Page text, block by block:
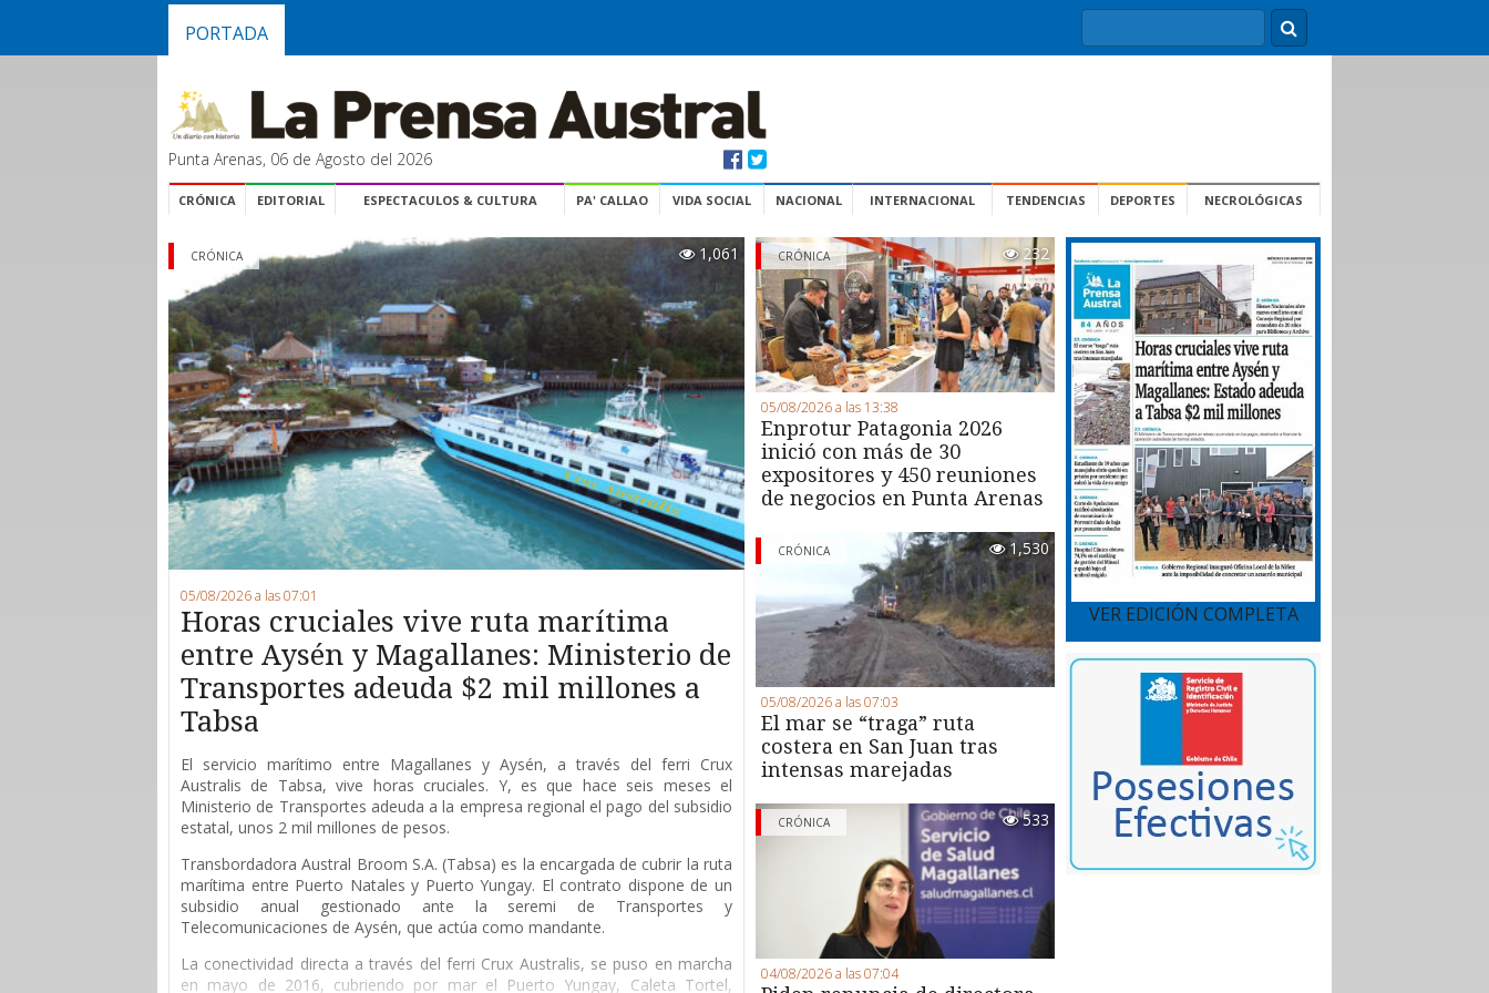
PORTADA
Punta Arenas, 06 de Agosto del 2026
CRÓNICA EDITORIAL ESPECTACULOS & CULTURA PA' CALLAO VIDA SOCIAL NACIONAL INTERNACIONAL TENDENCIAS DEPORTES NECROLÓGICAS
1,061
CRÓNICA
05/08/2026 a las 07:01
Horas cruciales vive ruta marítima
entre Aysén y Magallanes: Ministerio de
Transportes adeuda $2 mil millones a
Tabsa
El servicio marítimo entre Magallanes y Aysén, a través del ferri Crux
Australis de Tabsa, vive horas cruciales. Y, es que hace seis meses el
Ministerio de Transportes adeuda a la empresa regional el pago del subsidio
estatal, unos 2 mil millones de pesos.
Transbordadora Austral Broom S.A. (Tabsa) es la encargada de cubrir la ruta
marítima entre Puerto Natales y Puerto Yungay. El contrato dispone de un
subsidio anual gestionado ante la seremi de Transportes y
Telecomunicaciones de Aysén, que actúa como mandante.
La conectividad directa a través del ferri Crux Australis, se puso en marcha
en mayo de 2016, cubriendo por mar el Puerto Yungay, Caleta Tortel,
CRÓNICA 232
05/08/2026 a las 13:38
Enprotur Patagonia 2026
inició con más de 30
expositores y 450 reuniones
de negocios en Punta Arenas
CRÓNICA 1,530
05/08/2026 a las 07:03
El mar se “traga” ruta
costera en San Juan tras
intensas marejadas
CRÓNICA 533
04/08/2026 a las 07:04
VER EDICIÓN COMPLETA